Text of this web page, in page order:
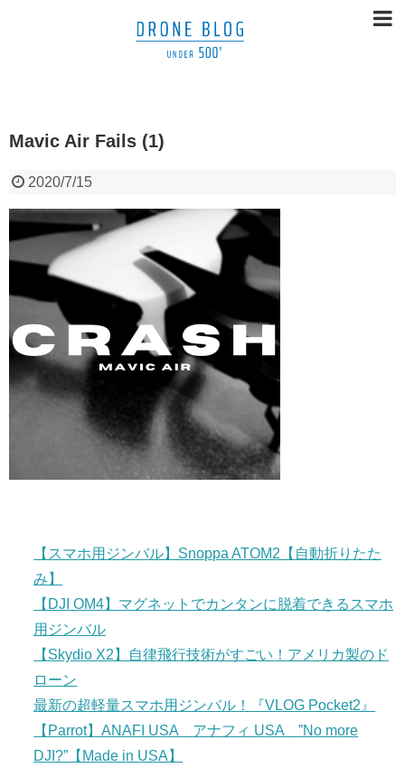
Mavic Air Fails (1)
2020/7/15
【スマホ用ジンバル】Snoppa ATOM2【自動折りたた
み】
【DJI OM4】マグネットでカンタンに脱着できるスマホ
用ジンバル
【Skydio X2】自律飛行技術がすごい！アメリカ製のド
ローン
最新の超軽量スマホ用ジンバル！『VLOG Pocket2』
【Parrot】ANAFI USA アナフィ USA ”No more
DJI?”【Made in USA】